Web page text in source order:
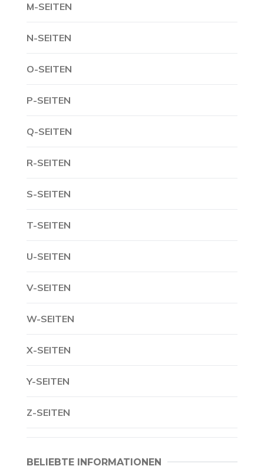
M-SEITEN
N-SEITEN
O-SEITEN
P-SEITEN
Q-SEITEN
R-SEITEN
S-SEITEN
T-SEITEN
U-SEITEN
V-SEITEN
W-SEITEN
X-SEITEN
Y-SEITEN
Z-SEITEN
BELIEBTE INFORMATIONEN